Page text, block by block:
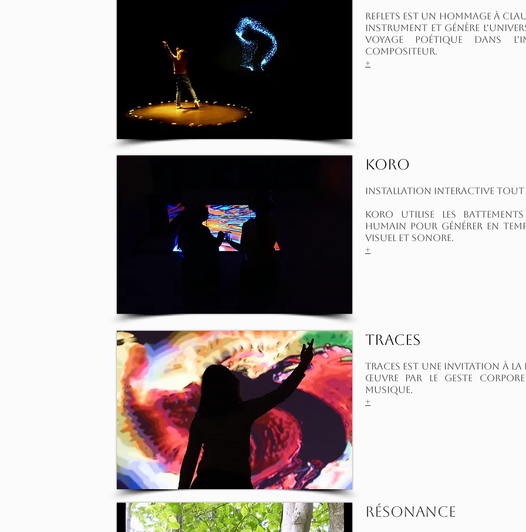
Reflets est un hommage à
instrument et génère
voyage poétique dans
compositeur.
+
Koro
Installation interactive tout
Koro utilise les
humain pour générer en
visuel et sonore.
+
Traces
Traces est une invitation à la
œuvre par le geste
musique.
+
Résonance